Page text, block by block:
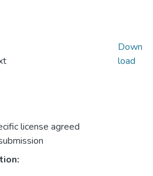
license agreed
Down
load